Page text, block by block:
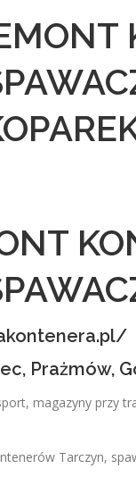
Prażmów,
magazyny przy
Tarczyn,